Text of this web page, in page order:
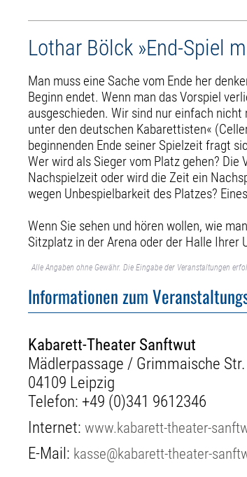
Lothar Bölck »End-Spiel
Man muss eine Sache vom Ende her
Beginn endet. Wenn man das Vorspiel
ausgeschieden. Wir sind nur einfach
unter den deutschen Kabarettisten«
beginnenden Ende seiner Spielzeit fragt
Wer wird als Sieger vom Platz gehen?
Nachspielzeit oder wird die Zeit ein
wegen Unbespielbarkeit des Platzes?
Wenn Sie sehen und hören wollen, wie
Sitzplatz in der Arena oder der Halle Ihrer
Alle Angaben ohne Gewähr. Die Eingabe der Veranstaltungen
Informationen zum
Kabarett-Theater Sanftwut
Mädlerpassage / Grimmaische
04109 Leipzig
Telefon: +49 (0)341 9612346
Internet:www.kabarett-theater-
E-Mail: kasse@kabarett-theater-